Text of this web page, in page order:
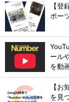
【登
ポー
ール
を動
【お
を見